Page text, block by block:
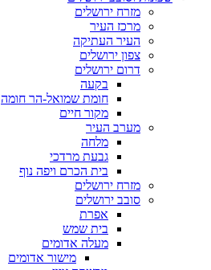
מזרח ירושלים
מרכז העיר
העיר העתיקה
צפון ירושלים
דרום ירושלים
בקעה
חומת שמואל-הר חומה
מקור חיים
מערב העיר
מלחה
גבעת מרדכי
בית הכרם ויפה נוף
מזרח ירושלים
סובב ירושלים
אפרת
בית שמש
מעלה אדומים
מישור אדומים